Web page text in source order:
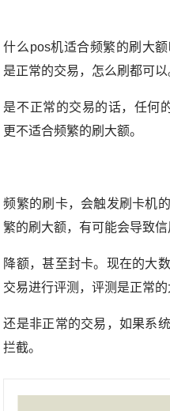
什么pos机适合频繁的刷大
是正常的交易，怎么刷都可
是不正常的交易的话，任何
更不适合频繁的刷大额。
频繁的刷卡，会触发刷卡机
繁的刷大额，有可能会导致信
降额，甚至封卡。现在的大
交易进行评测，评测是正常的
还是非正常的交易，如果系
拦截。